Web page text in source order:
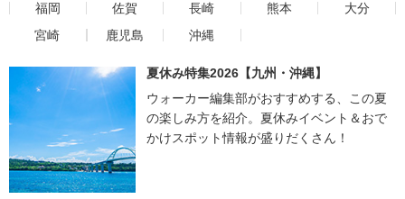
福岡
佐賀 長崎 熊本
大分
宮崎
鹿児島 沖縄
夏休み特集2026【九州・沖縄】
ウォーカー編集部がおすすめする、この夏
の楽しみ方を紹介。夏休みイベント＆おで
かけスポット情報が盛りだくさん！